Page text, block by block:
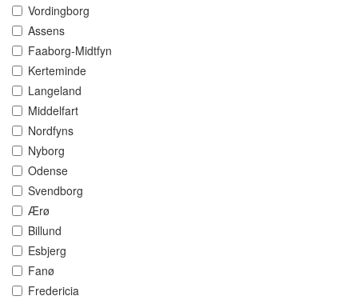
Vordingborg
Assens
Faaborg-Midtfyn
Kerteminde
Langeland
Middelfart
Nordfyns
Nyborg
Odense
Svendborg
Ærø
Billund
Esbjerg
Fanø
Fredericia